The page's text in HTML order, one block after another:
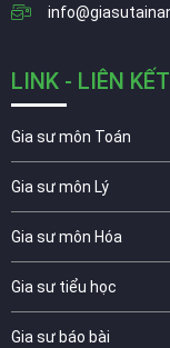
LINK - LIÊN KẾT
Gia sư môn Toán
Gia sư môn Lý
Gia sư môn Hóa
Gia sư tiểu học
Gia sư báo bài